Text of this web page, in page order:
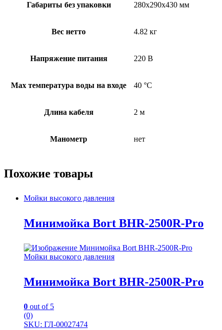
Габариты без упаковки 280х290х430 мм
Вес нетто 4.82 кг
Напряжение питания 220 В
Max температура воды на входе 40 °С
Длина кабеля 2 м
Манометр нет
Похожие товары
Мойки высокого давления
Минимойка Bort BHR-2500R-Pro
Мойки высокого давления
Минимойка Bort BHR-2500R-Pro
0 out of 5
(0)
SKU: ГЛ-00027474